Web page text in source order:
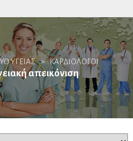
ΥΓΕΙΑΣ > ΚΑΡΔΙΟΛΌΓΟΙ
απεικόνιση